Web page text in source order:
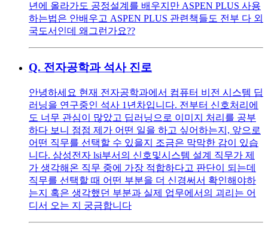
년에 올라가도 공정설계를 배우지만 ASPEN PLUS 사용
하는법은 안배우고 ASPEN PLUS 관련책들도 전부 다 외
국도서인데 왜그런가요??
Q. 전자공학과 석사 진로
안녕하세요 현재 전자공학과에서 컴퓨터 비전 시스템 딥
러닝을 연구중인 석사 1년차입니다. 전부터 신호처리에
도 너무 관심이 많았고 딥러닝으로 이미지 처리를 공부
하다 보니 점점 제가 어떤 일을 하고 싶어하는지, 앞으로
어떤 직무를 선택할 수 있을지 조금은 막막한 감이 있습
니다. 삼성전자 lsi부서의 신호및시스템 설계 직무가 제
가 생각해온 직무 중에 가장 적합하다고 판단이 되는데
직무를 선택할 때 어떤 부분을 더 신경써서 확인해야하
는지 혹은 생각했던 부분과 실제 업무에서의 괴리는 어
디서 오는 지 궁금합니다